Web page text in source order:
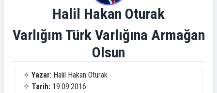
Halil Hakan Oturak
Varlığım Türk Varlığına Armağan
Olsun
✧ Yazar: Halil Hakan Oturak
✧ Tarih: 19.09.2016